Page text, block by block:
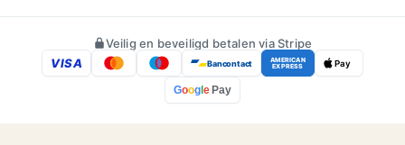
Veilig en beveiligd betalen via Stripe
VISA
Bancontact AMERICAN
EXPRESS Pay
Googl e Pay